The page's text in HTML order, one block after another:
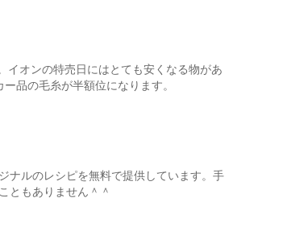
イオンの特売日にはとても安くなる物があ
品の毛糸が半額位になります。
ナルのレシピを無料で提供しています。手
ともありません＾＾